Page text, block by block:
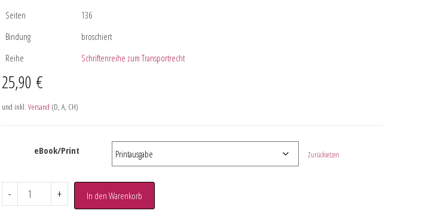
Seiten
136
Bindung
broschiert
Reihe
Schriftenreihe zum Transportrecht
25,90 €
und inkl. Versand (D, A, CH)
eBook/Print Zurücksetzen
- + In den Warenkorb